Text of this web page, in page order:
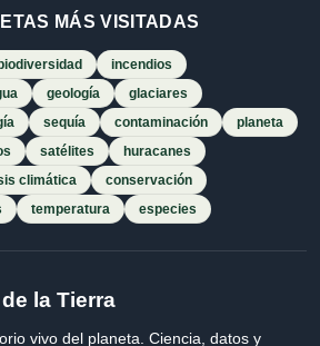
MÁS VISITADAS
biodiversidad
incendios
geología
glaciares
sequía contaminación
planeta
satélites
huracanes
climática
conservación
temperatura especies
la Tierra
vivo del planeta. Ciencia, datos y